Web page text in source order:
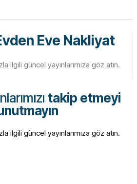
Eve Nakliyat
ilgili güncel yayınlarımıza göz atın.
takip etmeyi
ilgili güncel yayınlarımıza göz atın.